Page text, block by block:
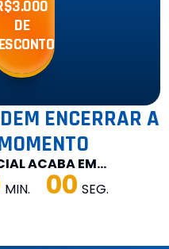
DE
ENCERRAR A
ACABA EM…
MIN. 00 SEG.